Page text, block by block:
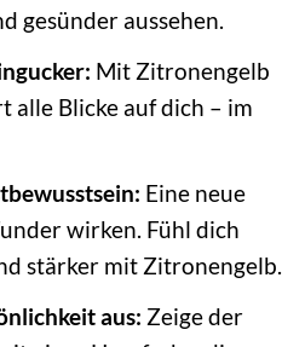
gesünder aussehen.
Mit Zitronengelb
alle Blicke auf dich – im
Eine neue
wirken. Fühl dich
stärker mit Zitronengelb.
aus: Zeige der